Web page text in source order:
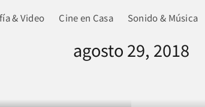
& Video Cine en Casa Sonido & Música
agosto 29, 2018